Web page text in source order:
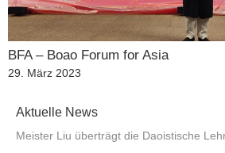
BFA – Boao Forum for Asia
Veröffentlicht
29. März 2023
Aktuelle News
Meister Liu überträgt die Daoistische